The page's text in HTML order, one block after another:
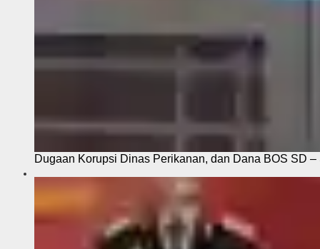
Dugaan Korupsi Dinas Perikanan, dan Dana BOS SD